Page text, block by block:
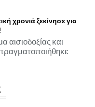
χρονιά ξεκίνησε για
αισιοδοξίας και